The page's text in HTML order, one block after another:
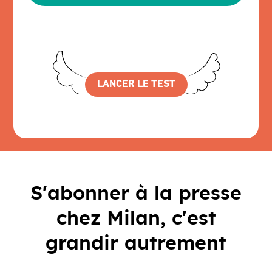
S'abonner à la presse
chez Milan, c'est
grandir autrement